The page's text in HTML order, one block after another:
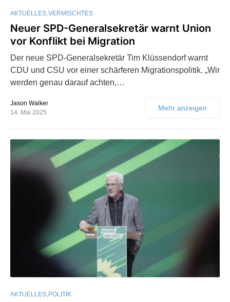
AKTUELLES VERMISCHTES
Neuer SPD-Generalsekretär warnt Union
vor Konflikt bei Migration
Der neue SPD-Generalsekretär Tim Klüssendorf warnt
CDU und CSU vor einer schärferen Migrationspolitik. „Wir
werden genau darauf achten,…
Jason Walker
14. Mai 2025
Mehr anzeigen
AKTUELLES POLITIK